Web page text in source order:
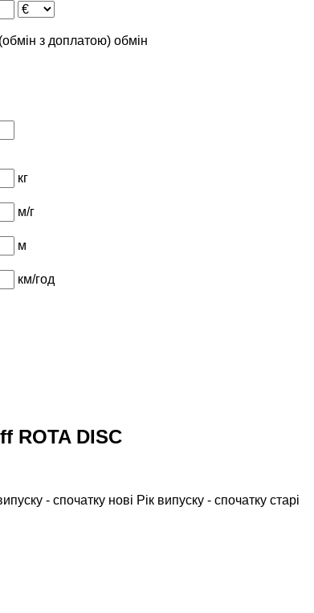
з доплатою) обмін
кг
м/г
м
км/год
ROTA DISC
- спочатку нові Рік випуску - спочатку старі